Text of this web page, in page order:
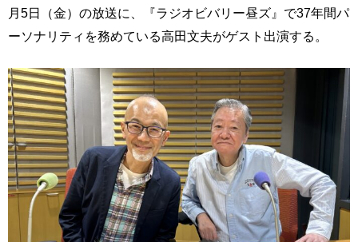
月5日（金）の放送に、『ラジオビバリー昼ズ』で37年間パ
ーソナリティを務めている高田文夫がゲスト出演する。